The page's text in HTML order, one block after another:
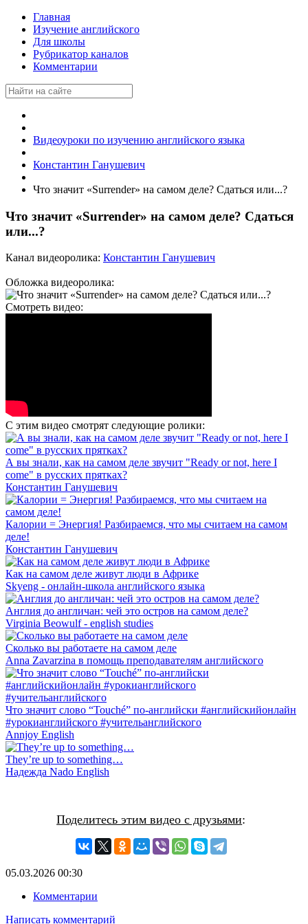
Главная
Изучение английского
Для школы
Рубрикатор каналов
Комментарии
Видеоуроки по изучению английского языка
Константин Ганушевич
Что значит «Surrender» на самом деле? Сдаться или...?
Что значит «Surrender» на самом деле? Сдаться
или...?
Канал видеоролика: Константин Ганушевич
Обложка видеоролика:
Смотреть видео:
С этим видео смотрят следующие ролики:
А вы знали, как на самом деле звучит "Ready or not, here I
come" в русских прятках?
Константин Ганушевич
Калории = Энергия! Разбираемся, что мы считаем на самом
деле!
Константин Ганушевич
Как на самом деле живут люди в Африке
Skyeng - онлайн-школа английского языка
Англия до англичан: чей это остров на самом деле?
Virginia Beowulf - english studies
Сколько вы работаете на самом деле
Anna Zavarzina в помощь преподавателям английского
Что значит слово “Touché” по-английски #английскийонлайн
#урокианглийского #учительанглийского
Annjoy English
They’re up to something…
Надежда Nado English
Поделитесь этим видео с друзьями:
05.03.2026 00:30
Комментарии
Написать комментарий